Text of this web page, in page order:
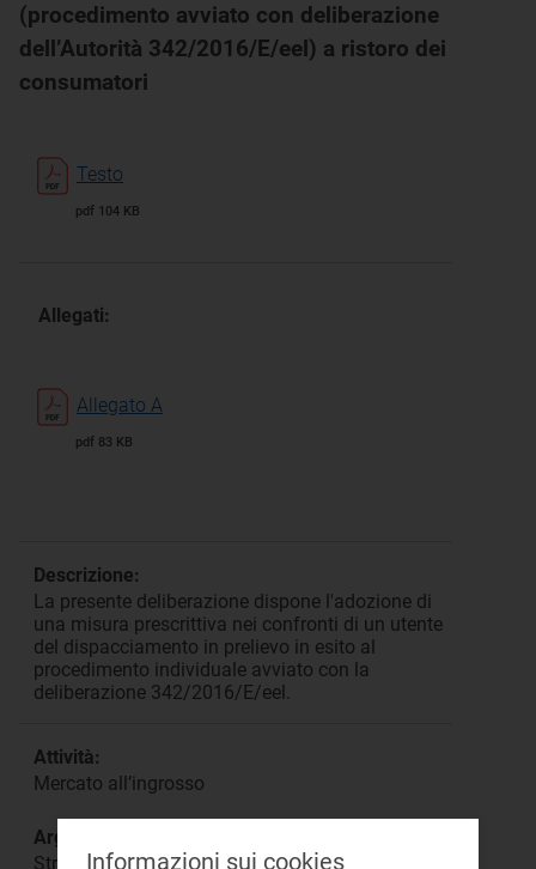
(procedimento avviato con deliberazione
dell’Autorità 342/2016/E/eel) a ristoro dei
consumatori
Testo
pdf 104 KB
Allegati:
Allegato A
pdf 83 KB
Descrizione:
La presente deliberazione dispone l'adozione di
una misura prescrittiva nei confronti di un utente
del dispacciamento in prelievo in esito al
procedimento individuale avviato con la
deliberazione 342/2016/E/eel.
Attività:
Mercato all’ingrosso
Argomento:
Strategie di programmazione e offerta degli UDD
Informazioni sui cookies